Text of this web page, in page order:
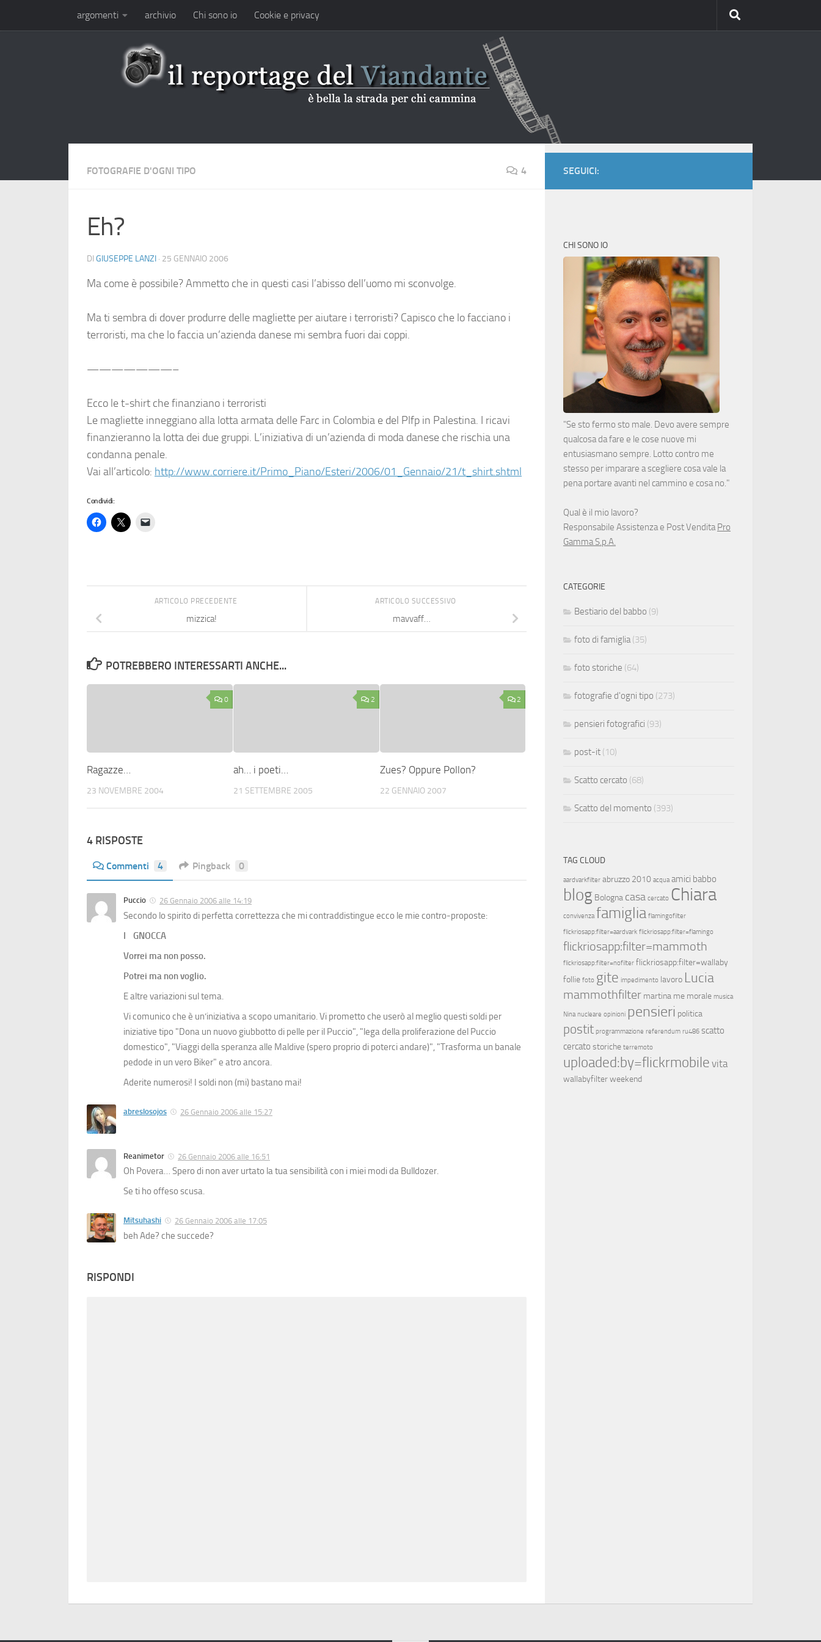
Salta al contenutoargomenti archivio Chi sono io Cookie e privacy
FOTOGRAFIE D'OGNI TIPO 4
Eh?
DI GIUSEPPE LANZI · 25 GENNAIO 2006
Ma come è possibile? Ammetto che in questi casi l’abisso dell’uomo mi sconvolge.
Ma ti sembra di dover produrre delle magliette per aiutare i terroristi? Capisco che lo facciano i
terroristi, ma che lo faccia un’azienda danese mi sembra fuori dai coppi.
———————–
Ecco le t-shirt che finanziano i terroristi
Le magliette inneggiano alla lotta armata delle Farc in Colombia e del Plfp in Palestina. I ricavi
finanzieranno la lotta dei due gruppi. L’iniziativa di un’azienda di moda danese che rischia una
condanna penale.
Vai all’articolo: http://www.corriere.it/Primo_Piano/Esteri/2006/01_Gennaio/21/t_shirt.shtml
Condividi:
ARTICOLO SUCCESSIVO
mavvaff…
ARTICOLO PRECEDENTE
mizzica!
POTREBBERO INTERESSARTI ANCHE...
0
Ragazze…
23 NOVEMBRE 2004
2
ah… i poeti…
21 SETTEMBRE 2005
2
Zues? Oppure Pollon?
22 GENNAIO 2007
4 RISPOSTE
Commenti 4 Pingback 0
Puccio 26 Gennaio 2006 alle 14:19
Secondo lo spirito di perfetta correttezza che mi contraddistingue ecco le mie contro-proposte:
I
GNOCCA
Vorrei ma non posso.
Potrei ma non voglio.
E altre variazioni sul tema.
Vi comunico che è un’iniziativa a scopo umanitario. Vi prometto che userò al meglio questi soldi per
iniziative tipo "Dona un nuovo giubbotto di pelle per il Puccio", "lega della proliferazione del Puccio
domestico", "Viaggi della speranza alle Maldive (spero proprio di poterci andare)", "Trasforma un banale
pedode in un vero Biker" e atro ancora.
Aderite numerosi! I soldi non (mi) bastano mai!
abreslosojos 26 Gennaio 2006 alle 15:27
Reanimetor 26 Gennaio 2006 alle 16:51
Oh Povera… Spero di non aver urtato la tua sensibilità con i miei modi da Bulldozer.
Se ti ho offeso scusa.
Mitsuhashi 26 Gennaio 2006 alle 17:05
beh Ade? che succede?
RISPONDI
SEGUICI:
CHI SONO IO
"Se sto fermo sto male. Devo avere sempre
qualcosa da fare e le cose nuove mi
entusiasmano sempre. Lotto contro me
stesso per imparare a scegliere cosa vale la
pena portare avanti nel cammino e cosa no."
Qual è il mio lavoro?
Responsabile Assistenza e Post VenditaPro
Gamma S.p.A.
CATEGORIE
Bestiario del babbo (9)
foto di famiglia(35)
foto storiche (64)
fotografie d'ogni tipo (273)
pensieri fotografici (93)
post-it (10)
Scatto cercato (68)
Scatto del momento (393)
TAG CLOUD
aardvarkfilter abruzzo 2010 acqua amici babbo
blog Bologna casa cercato Chiara
convivenza famiglia flamingofilter
flickriosapp:filter=aardvark flickriosapp:filter=flamingo
flickriosapp:filter=mammoth
flickriosapp:filter=nofilter flickriosapp:filter=wallaby
follie foto gite impedimento lavoro Lucia
mammothfilter martina me morale musica
Nina nucleare opinioni pensieri politica
postit programmazione referendum ru486 scatto
cercato storiche terremoto
uploaded:by=flickrmobile vita
wallabyfilterweekend